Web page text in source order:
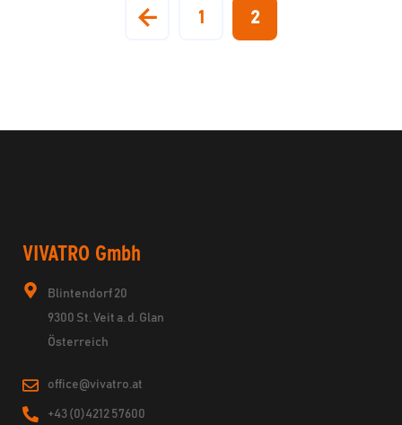
1 2
VIVATRO Gmbh
Blintendorf 20
9300 St. Veit a. d. Glan
Österreich
office@vivatro.at
+43 (0)4212 57600